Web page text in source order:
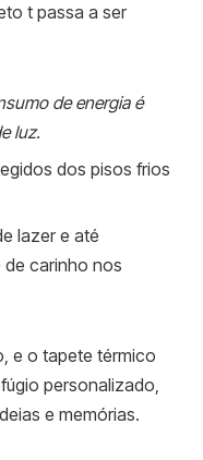
t passa a ser
de energia é
luz.
dos pisos frios
lazer e até
de carinho nos
e o tapete térmico
personalizado,
e memórias.